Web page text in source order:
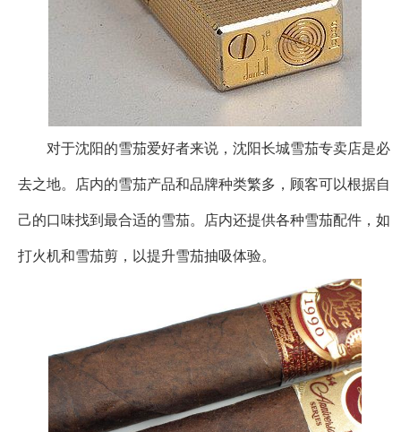
对于沈阳的雪茄爱好者来说，沈阳长城雪茄专卖店是必
去之地。店内的雪茄产品和品牌种类繁多，顾客可以根据自
己的口味找到最合适的雪茄。店内还提供各种雪茄配件，如
打火机和雪茄剪，以提升雪茄抽吸体验。